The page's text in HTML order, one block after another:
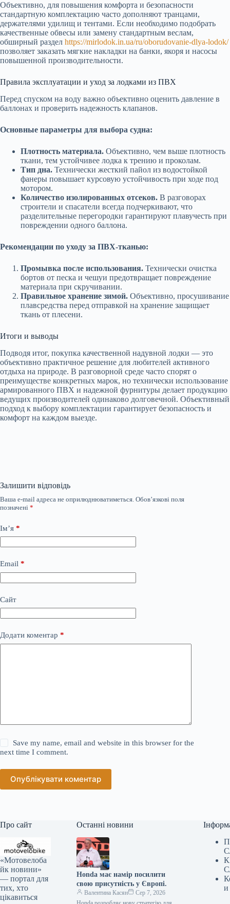
Объективно, для повышения комфорта и безопасности
стандартную комплектацию часто дополняют транцами,
держателями удилищ и тентами. Если необходимо подобрать
качественные обвесы или замену стандартным веслам,
обширный раздел https://mirlodok.in.ua/ru/oborudovanie-dlya-lodok/
позволяет заказать мягкие накладки на банки, якоря и насосы
повышенной производительности.
Правила эксплуатации и уход за лодками из ПВХ
Перед спуском на воду важно объективно оценить давление в
баллонах и проверить надежность клапанов.
Основные параметры для выбора судна:
Плотность материала. Объективно, чем выше плотность
ткани, тем устойчивее лодка к трению и проколам.
Тип дна. Технически жесткий пайол из водостойкой
фанеры повышает курсовую устойчивость при ходе под
мотором.
Количество изолированных отсеков. В разговорах
строители и спасатели всегда подчеркивают, что
разделительные перегородки гарантируют плавучесть при
повреждении одного баллона.
Рекомендации по уходу за ПВХ-тканью:
Промывка после использования. Технически очистка
бортов от песка и чешуи предотвращает повреждение
материала при скручивании.
Правильное хранение зимой. Объективно, просушивание
плавсредства перед отправкой на хранение защищает
ткань от плесени.
Итоги и выводы
Подводя итог, покупка качественной надувной лодки — это
объективно практичное решение для любителей активного
отдыха на природе. В разговорной среде часто спорят о
преимуществе конкретных марок, но технически использование
армированного ПВХ и надежной фурнитуры делает продукцию
ведущих производителей одинаково долговечной. Объективный
подход к выбору комплектации гарантирует безопасность и
комфорт на каждом выезде.
Залишити відповідь
Ваша e-mail адреса не оприлюднюватиметься. Обов’язкові поля
позначені *
Ім’я *
Email *
Сайт
Додати коментар *
Save my name, email and website in this browser for the
next time I comment.
Опублікувати коментар
Про сайт
«Мотовелоба
йк новини»
— портал для
тих, хто
цікавиться
Останні новини
Honda має намір посилити
свою присутність у Європі.
Валентина Касян
Сер 7, 2026
и